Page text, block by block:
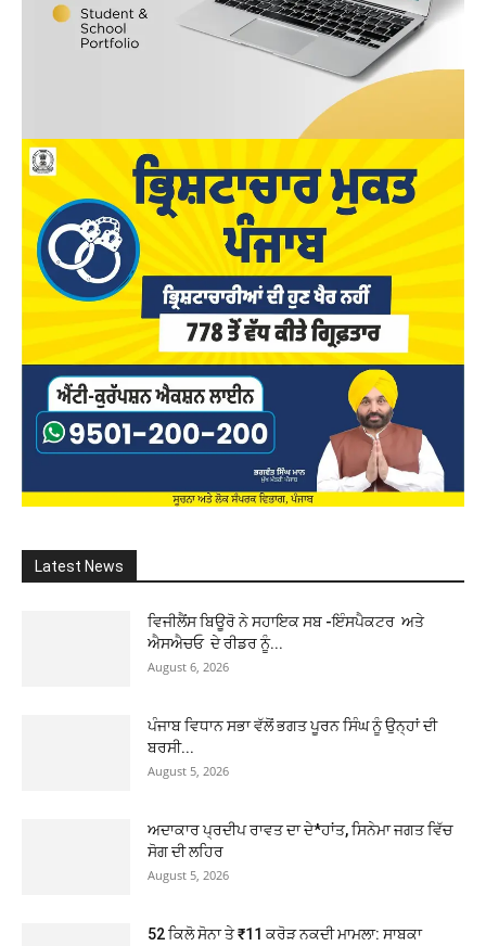
Latest News
ਵਿਜੀਲੈਂਸ ਬਿਊਰੋ ਨੇ ਸਹਾਇਕ ਸਬ -ਇੰਸਪੈਕਟਰ ਅਤੇ
ਐਸਐਚਓ ਦੇ ਰੀਡਰ ਨੂੰ...
August 6, 2026
ਪੰਜਾਬ ਵਿਧਾਨ ਸਭਾ ਵੱਲੋਂ ਭਗਤ ਪੂਰਨ ਸਿੰਘ ਨੂੰ ਉਨ੍ਹਾਂ ਦੀ
ਬਰਸੀ...
August 5, 2026
ਅਦਾਕਾਰ ਪ੍ਰਦੀਪ ਰਾਵਤ ਦਾ ਦੇ*ਹਾਂਤ, ਸਿਨੇਮਾ ਜਗਤ ਵਿੱਚ
ਸੋਗ ਦੀ ਲਹਿਰ
August 5, 2026
52 ਕਿਲੋ ਸੋਨਾ ਤੇ ₹11 ਕਰੋੜ ਨਕਦੀ ਮਾਮਲਾ: ਸਾਬਕਾ